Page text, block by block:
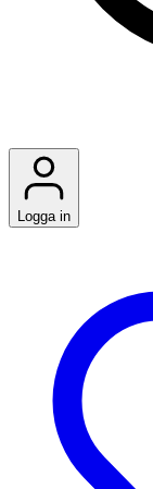
Logga in